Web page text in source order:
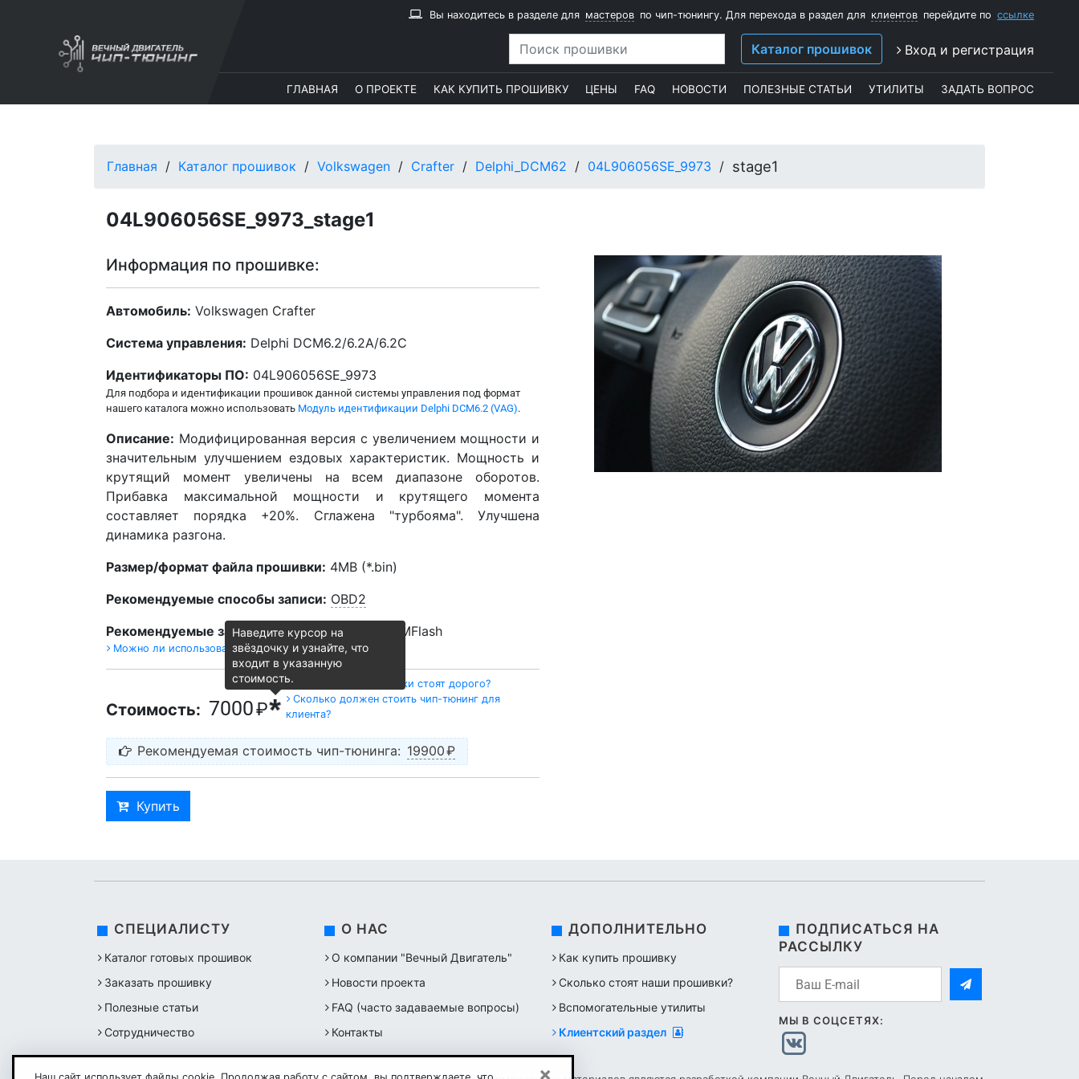
Вы находитесь в разделе для мастеров по чип-тюнингу. Для перехода в раздел для клиентов перейдите по ссылке
Каталог прошивок Вход и регистрация
ГЛАВНАЯ О ПРОЕКТЕ КАК КУПИТЬ ПРОШИВКУ ЦЕНЫ FAQ НОВОСТИ ПОЛЕЗНЫЕ СТАТЬИ УТИЛИТЫ ЗАДАТЬ ВОПРОС
Главная Каталог прошивок Volkswagen Crafter Delphi_DCM62 04L906056SE_9973 stage1
04L906056SE_9973_stage1
Информация по прошивке:
Автомобиль: Volkswagen Crafter
Система управления: Delphi DCM6.2/6.2A/6.2C
Идентификаторы ПО: 04L906056SE_9973
Для подбора и идентификации прошивок данной системы управления под формат
нашего каталога можно использовать Модуль идентификации Delphi DCM6.2 (VAG).
Описание: Модифицированная версия с увеличением мощности и
значительным улучшением ездовых характеристик. Мощность и
крутящий момент увеличены на всем диапазоне оборотов.
Прибавка максимальной мощности и крутящего момента
составляет порядка +20%. Сглажена "турбояма". Улучшена
динамика разгона.
Размер/формат файла прошивки: 4MB (*.bin)
Рекомендуемые способы записи: OBD2
Рекомендуемые загрузчики: Combiloader PCMFlash
Можно ли использовать другие загрузчики?
Стоимость: 7000₽*
Почему наши прошивки стоят дорого?
Сколько должен стоить чип-тюнинг для
клиента?
Рекомендуемая стоимость чип-тюнинга: 19900₽
Купить
×
СПЕЦИАЛИСТУ
Каталог готовых прошивок
Заказать прошивку
Полезные статьи
Сотрудничество
О НАС
О компании "Вечный Двигатель"
Новости проекта
FAQ (часто задаваемые вопросы)
Контакты
ДОПОЛНИТЕЛЬНО
Как купить прошивку
Сколько стоят наши прошивки?
Вспомогательные утилиты
Клиентский раздел
ПОДПИСАТЬСЯ НА
РАССЫЛКУ
МЫ В СОЦСЕТЯХ:
Наведите курсор на
звёздочку и узнайте, что
входит в указанную
стоимость.